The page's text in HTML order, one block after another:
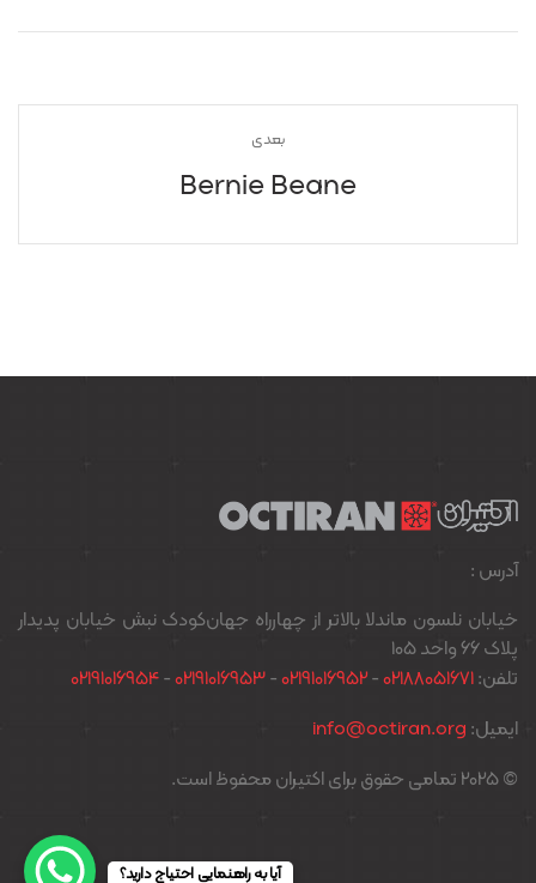
بعدی
Bernie Beane
آدرس :
خیابان نلسون ماندلا بالاتر از چهارراه جهان‌کودک نبش خیابان پدیدار
پلاک ۶۶ واحد ۱۰۵
تلفن:02188051671
-
02191016952
-
02191016953
-
02191016954
ایمیل: info@octiran.org
© 2025 تمامی حقوق برای اکتیران محفوظ است.
آیا به راهنمایی احتیاج دارید؟